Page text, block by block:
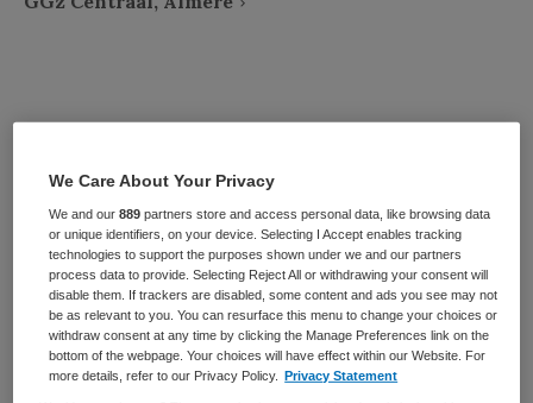
Zorgmanagement Teammanager
Zelfstandige kliniek
AANSTELLING
Vaste aanstelling
PLAATSINGSDATUM
14 oktober 2025
NIVEAU
WO
We Care About Your Privacy
We and our889 partners store and access personal data, like browsing data
or unique identifiers, on your device. Selecting I Accept enables tracking
technologies to support the purposes shown under we and our partners
process data to provide. Selecting Reject All or withdrawing your consent will
disable them. If trackers are disabled, some content and ads you see may not
be as relevant to you. You can resurface this menu to change your choices or
withdraw consent at any time by clicking the Manage Preferences link on the
bottom of the webpage. Your choices will have effect within our Website. For
more details, refer to our Privacy Policy.
Privacy Statement